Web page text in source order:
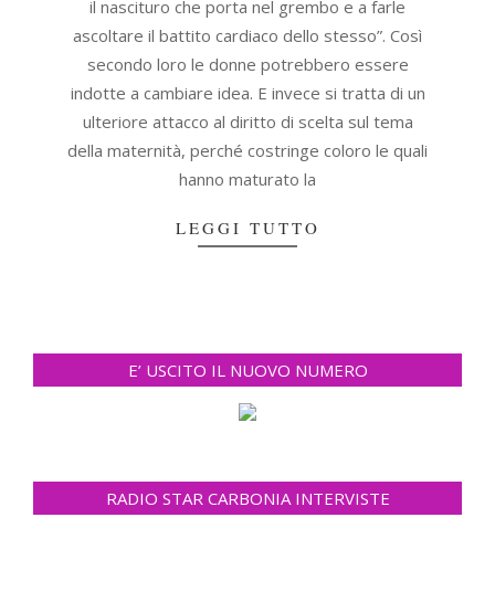
il nascituro che porta nel grembo e a farle
ascoltare il battito cardiaco dello stesso”. Così
secondo loro le donne potrebbero essere
indotte a cambiare idea. E invece si tratta di un
ulteriore attacco al diritto di scelta sul tema
della maternità, perché costringe coloro le quali
hanno maturato la
LEGGI TUTTO
E’ USCITO IL NUOVO NUMERO
RADIO STAR CARBONIA INTERVISTE